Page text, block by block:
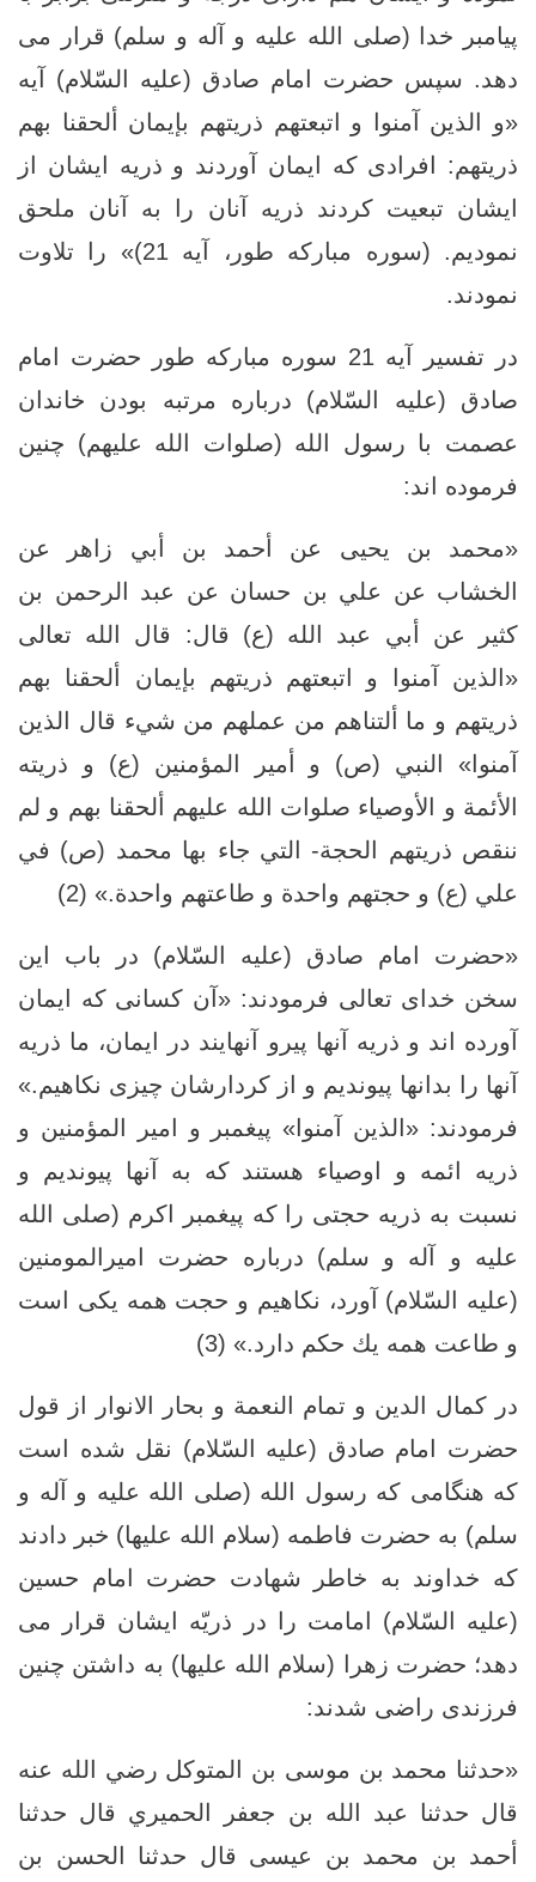
پيامبر خدا (صلى الله عليه و آله و سلم) قرار می
دهد. سپس حضرت امام صادق (علیه السّلام) آیه
«و الذين آمنوا و اتبعتهم ذريتهم بإيمان ألحقنا بهم
ذريتهم: افرادى كه ايمان آوردند و ذريه ايشان از
ايشان تبعيت كردند ذريه آنان را به آنان ملحق
نموديم. (سوره مبارکه طور، آیه 21)» را تلاوت
نمودند.
در تفسیر آیه 21 سوره مبارکه طور حضرت امام
صادق (علیه السّلام) درباره مرتبه بودن خاندان
عصمت با رسول الله (صلوات الله علیهم) چنین
فرموده اند:
«محمد بن يحيى عن أحمد بن أبي زاهر عن
الخشاب عن علي بن حسان عن عبد الرحمن بن
كثير عن أبي عبد الله (ع) قال: قال الله تعالى‏
«الذين آمنوا و اتبعتهم ذريتهم بإيمان‏ ألحقنا بهم‏
ذريتهم‏ و ما ألتناهم‏ من عملهم من شي‏ء قال‏ الذين
آمنوا» النبي (ص) و أمير المؤمنين (ع) و ذريته
الأئمة و الأوصياء صلوات الله عليهم ألحقنا بهم و لم
ننقص ذريتهم الحجة- التي جاء بها محمد (ص) في
علي (ع) و حجتهم واحدة و طاعتهم واحدة.» (2)
«حضرت امام صادق (علیه السّلام) در باب این
سخن خدای تعالى فرمودند: «آن كسانى كه ايمان
آورده اند و ذريه آنها پيرو آنهايند در ايمان، ما ذريه
آنها را بدانها پيونديم و از كردارشان چيزى نكاهيم.»
فرمودند: «الذين آمنوا» پيغمبر و امير المؤمنين و
ذريه ائمه و اوصياء هستند كه به آنها پيونديم و
نسبت به ذريه حجتى را كه پيغمبر اكرم (صلى الله
عليه و آله و سلم) درباره حضرت امیرالمومنین
(علیه السّلام) آورد، نكاهيم و حجت همه يكى است
و طاعت همه يك حكم دارد.» (3)
در کمال الدین و تمام النعمة و بحار الانوار از قول
حضرت امام صادق (علیه السّلام) نقل شده است
که هنگامی که رسول الله (صلى الله عليه و آله و
سلم) به حضرت فاطمه (سلام الله علیها) خبر دادند
که خداوند به خاطر شهادت حضرت امام حسین
(علیه السّلام) امامت را در ذریّه ایشان قرار می
دهد؛ حضرت زهرا (سلام الله علیها) به داشتن چنین
فرزندی راضی شدند:
«حدثنا محمد بن موسى بن المتوكل رضي الله عنه
قال حدثنا عبد الله بن جعفر الحميري قال حدثنا
أحمد بن محمد بن عيسى قال حدثنا الحسن بن